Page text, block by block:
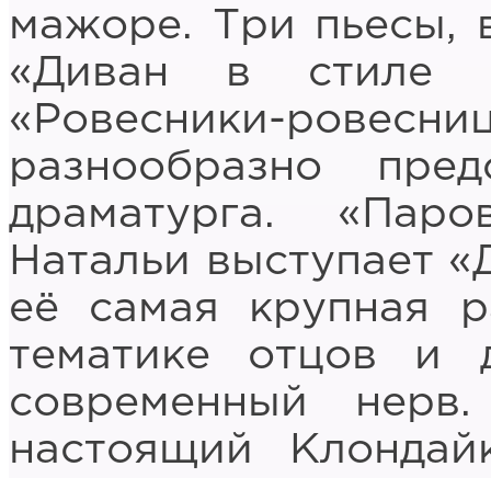
мажоре. Три пьесы,
«Диван в стиле
«Ровесники-
разнообразно
драматурга.
Натальи выступает
её самая крупная
тематике отцов и
современный
настоящий